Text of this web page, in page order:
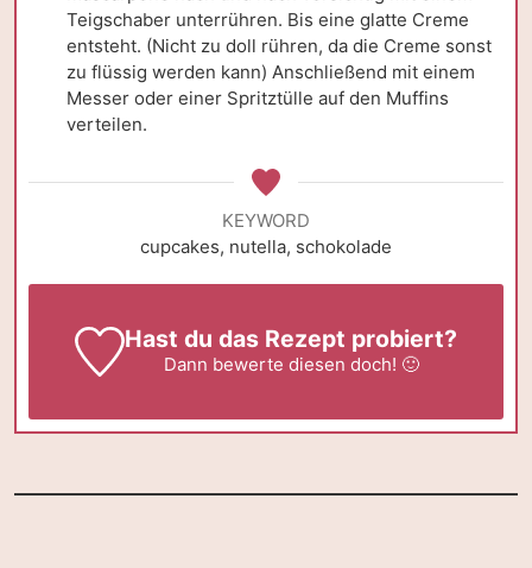
Teigschaber unterrühren. Bis eine glatte Creme
entsteht. (Nicht zu doll rühren, da die Creme sonst
zu flüssig werden kann) Anschließend mit einem
Messer oder einer Spritztülle auf den Muffins
verteilen.
KEYWORD
cupcakes, nutella, schokolade
Hast du das Rezept probiert?
Dann bewerte diesen doch! 🙂